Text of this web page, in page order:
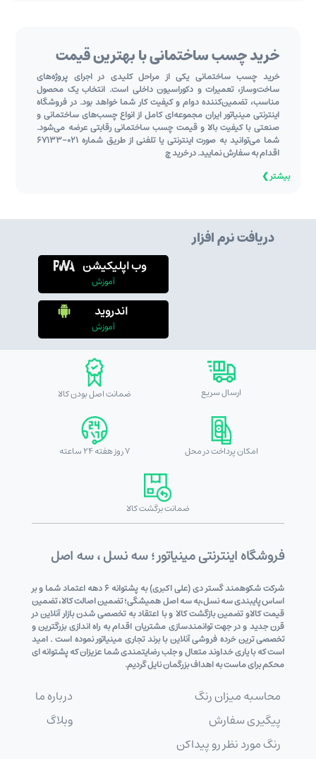
خرید چسب ساختمانی با بهترین قیمت
خرید چسب ساختمانی یکی از مراحل کلیدی در اجرای پروژه‌های
ساخت‌وساز، تعمیرات و دکوراسیون داخلی است. انتخاب یک محصول
مناسب، تضمین‌کننده دوام و کیفیت کار شما خواهد بود. در فروشگاه
اینترنتی مینیاتور ایران مجموعه‌ای کامل از انواع چسب‌های ساختمانی و
صنعتی با کیفیت بالا و قیمت چسب ساختمانی رقابتی عرضه می‌شود.
شما می‌توانید به ‌صورت اینترنتی یا تلفنی از طریق شماره 021-67133
اقدام به سفارش نمایید. در خرید چ
بیشتر ❯
دریافت نرم افزار
وب اپلیکیشن
آموزش
اندروید
آموزش
ارسال سریع ضمانت اصل بودن کالا
امکان پرداخت در محل 7 روز هفته 24 ساعته
ضمانت برگشت کالا
فروشگاه اینترنتی مینیاتور ؛ سه نسل ، سه اصل
شرکت شکوهمند گستر دی (علی اکبری) به پشتوانه 6 دهه اعتماد شما و بر
اساس پایبندی سه نسل،به سه اصل همیشگی؛ تضمین اصالت کالا، تضمین
قیمت کالاو تضمین بازگشت کالا و با اعتقاد به تخصصی شدن بازار آنلاین در
قرن جدید و در جهت توانمندسازی مشتریان اقدام به راه اندازی بزرگترین و
تخصصی ترین خرده فروشی آنلاین با برند تجاری مینیاتور نموده است . امید
است که با یاری خداوند متعال و جلب رضایتمندی شما عزیزان که پشتوانه ای
محکم برای ماست به اهداف بزرگمان نایل گردیم.
محاسبه میزان رنگ
پیگیری سفارش
رنگ مورد نظر رو پیداکن
درباره ما
وبلاگ